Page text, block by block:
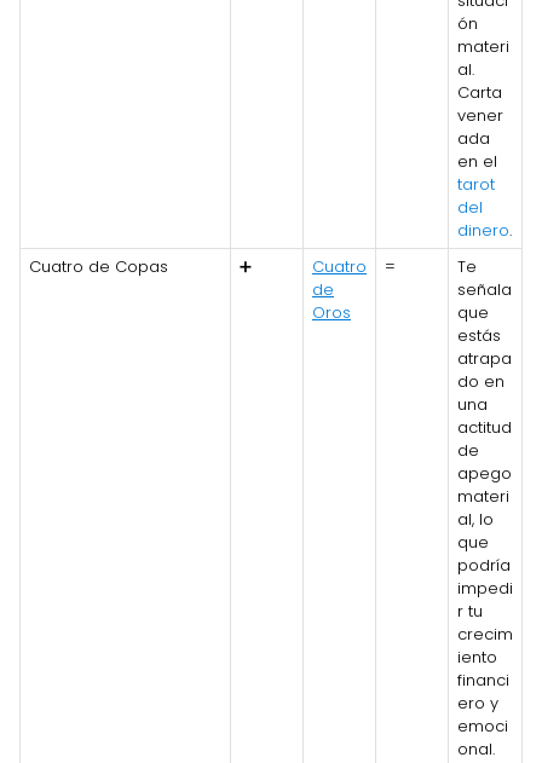
ón
materi
al.
Carta
vener
ada
en el
tarot
del
dinero.
Cuatro de Copas
➕
Cuatro
de
Oros
=
Te
señala
que
estás
atrapa
do en
una
actitud
de
apego
materi
al, lo
que
podría
impedi
r tu
crecim
iento
financi
ero y
emoci
onal.